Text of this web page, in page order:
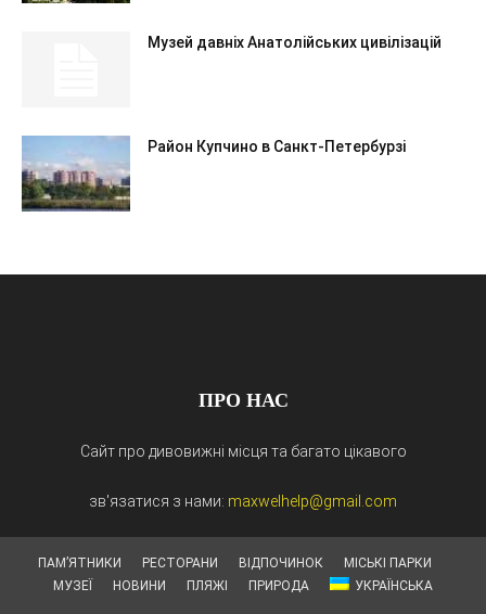
Музей давніх Анатолійських цивілізацій
Район Купчино в Санкт-Петербурзі
ПРО НАС
Сайт про дивовижні місця та багато цікавого
зв'язатися з нами: maxwelhelp@gmail.com
ПАМ’ЯТНИКИ РЕСТОРАНИ ВІДПОЧИНОК
МІСЬКІ ПАРКИ
МУЗЕЇ
НОВИНИ ПЛЯЖІ ПРИРОДА УКРАЇНСЬКА